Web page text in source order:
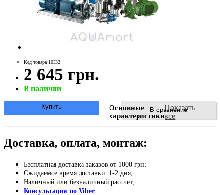
Код товара 10332
2 645 грн.
В наличии
В сравнение
Купить
Основные
характеристики
Показать
все
Доставка, оплата, монтаж:
Бесплатная доставка заказов от 1000 грн;
Ожидаемое время доставки: 1-2 дня;
Наличный или безналичный рассчет;
Консультация по Viber